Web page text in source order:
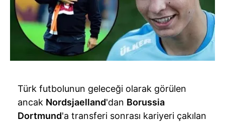
Türk futbolunun geleceği olarak görülen
ancak Nordsjaelland'dan Borussia
Dortmund'a transferi sonrası kariyeri çakılan